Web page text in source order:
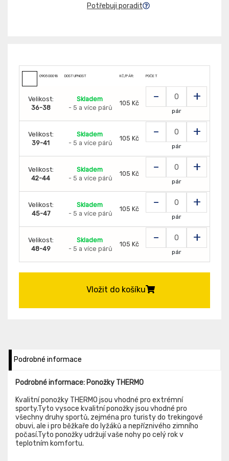
Potřebuji poradit
090500018 DOSTUPNOST KČ/PÁR: POČET
Velikost:
36-38
Skladem
- 5 a více párů
105 Kč - +
pár
Velikost:
39-41
Skladem
- 5 a více párů
105 Kč - +
pár
Velikost:
42-44
Skladem
- 5 a více párů
105 Kč - +
pár
Velikost:
45-47
Skladem
- 5 a více párů
105 Kč - +
pár
Velikost:
48-49
Skladem
- 5 a více párů
105 Kč - +
pár
Vložit do košíku
Podrobné informace
Podrobné informace: Ponožky THERMO
Kvalitní ponožky THERMO jsou vhodné pro extrémní
sporty.Tyto vysoce kvalitní ponožky jsou vhodné pro
všechny druhy sportů, zejména pro turisty do trekingové
obuvi, ale i pro běžkaře do lyžáků a nepříznivého zimního
počasí.Tyto ponožky udržují vaše nohy po celý rok v
teplotním komfortu.